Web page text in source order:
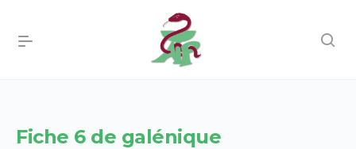
Fiche 6 de galénique